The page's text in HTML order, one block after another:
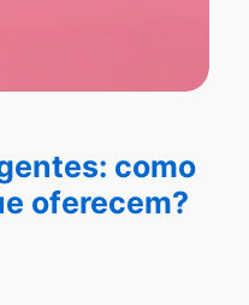
como
oferecem?